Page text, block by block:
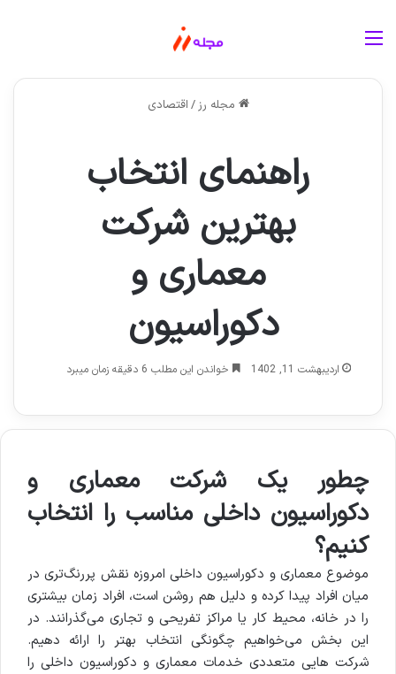
مجله رز/ اقتصادی
راهنمای انتخاب
بهترین شرکت
معماری و
دکوراسیون
اردیبهشت 11, 1402 خواندن این مطلب 6 دقیقه زمان میبرد
چطور یک شرکت معماری و
دکوراسیون داخلی مناسب را انتخاب
کنیم؟
موضوع معماری و دکوراسیون داخلی امروزه نقش پررنگ‌تری در
میان افراد پیدا کرده و دلیل هم روشن است، افراد زمان بیشتری
را در خانه، محیط کار یا مراکز تفریحی و تجاری می‌گذرانند. در
این بخش می‌خواهیم چگونگی انتخاب بهتر را ارائه دهیم.
شرکت هایی متعددی خدمات معماری و دکوراسیون داخلی را